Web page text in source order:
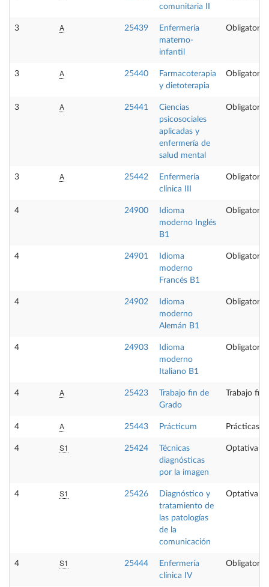
comunitaria II
3 A 25439
Enfermería
materno-
infantil
Obligatoria
3 A 25440
Farmacoterapia
y dietoterapia
Obligatoria
3 A 25441
Ciencias
psicosociales
aplicadas y
enfermería de
salud mental
Obligatoria
3 A 25442
Enfermería
clínica III
Obligatoria
4 24900
Idioma
moderno Inglés
B1
Obligatoria
4 24901
Idioma
moderno
Francés B1
Obligatoria
4 24902
Idioma
moderno
Alemán B1
Obligatoria
4 24903
Idioma
moderno
Italiano B1
Obligatoria
4 A 25423
Trabajo fin de
Grado
Trabajo fin
4 A 25443 Prácticum Prácticas
4 S1 25424
Técnicas
diagnósticas
por la imagen
Optativa
4 S1 25426
Diagnóstico y
tratamiento de
las patologías
de la
comunicación
Optativa
4 S1 25444
Enfermería
clínica IV
Obligatoria